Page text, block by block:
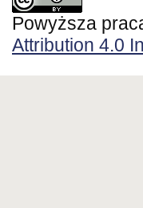
Powyższa
Attribution 4.0